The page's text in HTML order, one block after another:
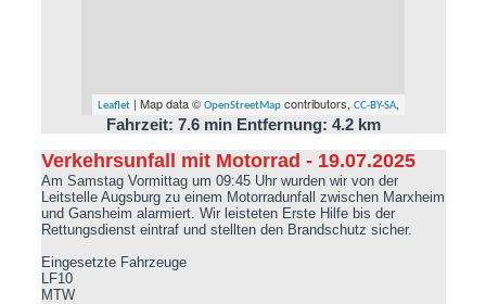
Leaflet | Map data ©OpenStreetMap contributors,CC-BY-SA,
Fahrzeit: 7.6 min Entfernung: 4.2 km
Verkehrsunfall mit Motorrad - 19.07.2025
Am Samstag Vormittag um 09:45 Uhr wurden wir von der
Leitstelle Augsburg zu einem Motorradunfall zwischen Marxheim
und Gansheim alarmiert. Wir leisteten Erste Hilfe bis der
Rettungsdienst eintraf und stellten den Brandschutz sicher.
Eingesetzte Fahrzeuge
LF10
MTW